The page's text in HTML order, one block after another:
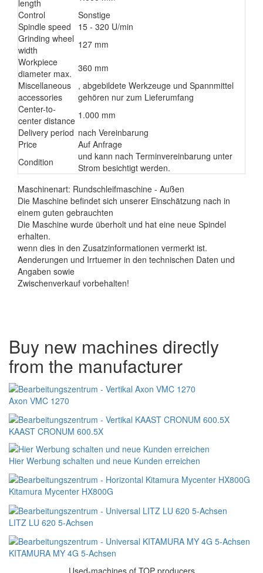
length
Control
Sonstige
Spindle speed
15 - 320 U/min
Grinding wheel
width
127 mm
Workpiece
diameter max. 360 mm
Miscellaneous
accessories
, abgebildete Werkzeuge und Spannmittel
gehören nur zum Lieferumfang
Center-to-
center distance 1.000 mm
Delivery period nach Vereinbarung
Price
Auf Anfrage
Condition
und kann nach Terminvereinbarung unter
Strom besichtigt werden.
Maschinenart: Rundschleifmaschine - Außen
Die Maschine befindet sich unserer Einschätzung nach in
einem guten gebrauchten
Die Maschine wurde überholt und hat eine neue Spindel
erhalten.
wenn dies in den Zusatzinformationen vermerkt ist.
Aenderungen und Irrtuemer in den technischen Daten und
Angaben sowie
Zwischenverkauf vorbehalten!
Buy new machines directly
from the manufacturer
Axon VMC 1270
KAAST CRONUM 600.5X
Hier Werbung schalten und neue Kunden erreichen
Kitamura Mycenter HX800G
LITZ LU 620 5-Achsen
KITAMURA MY 4G 5-Achsen
Used-machines of TOP producers